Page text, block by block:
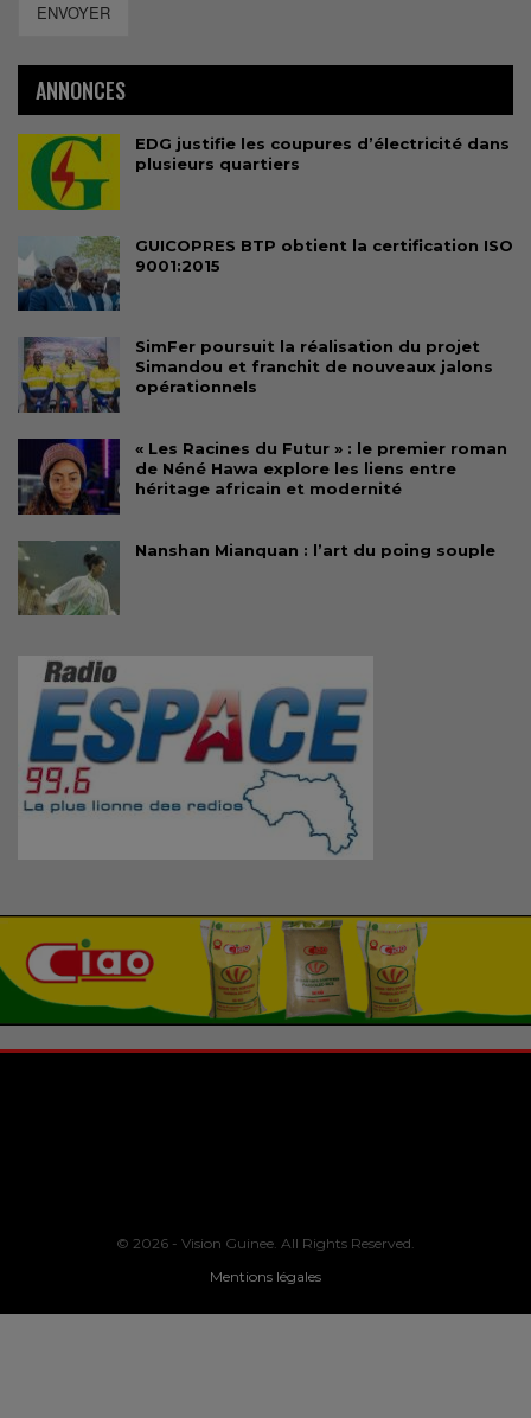
ENVOYER
ANNONCES
EDG justifie les coupures d’électricité dans
plusieurs quartiers
GUICOPRES BTP obtient la certification ISO
9001:2015
SimFer poursuit la réalisation du projet
Simandou et franchit de nouveaux jalons
opérationnels
« Les Racines du Futur » : le premier roman
de Néné Hawa explore les liens entre
héritage africain et modernité
Nanshan Mianquan : l’art du poing souple
© 2026 - Vision Guinee. All Rights Reserved.
Mentions légales